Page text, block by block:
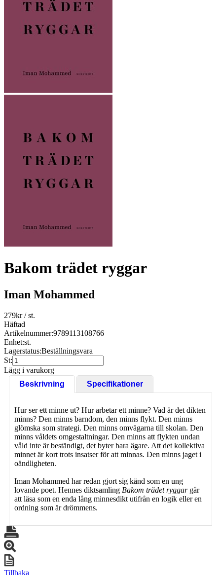
Bakom trädet ryggar
Iman Mohammed
279kr/ st.
Häftad
Artikelnummer:9789113108766
Enhet:st.
Lagerstatus:Beställningsvara
St:
Lägg i varukorg
Beskrivning
Specifikationer
Hur ser ett minne ut? Hur arbetar ett minne? Vad är det dikten
minns? Den minns barndom, den minns flykt. Den minns
glömska som strategi. Den minns omvägarna till skolan. Den
minns våldets omgestaltningar. Den minns att flykten undan
våld inte är beständigt, det byter bara ägare. Att det kollektiva
minnet är kort trots insatser för att minnas. Den minns jaget i
oändligheten.
Iman Mohammed har redan gjort sig känd som en ung
lovande poet. Hennes diktsamling Bakom trädet ryggargår
att läsa som en enda lång minnesdikt utifrån en logik eller en
ordning som är drömmens.
Tillbaka